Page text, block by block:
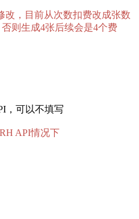
改，目前从次数扣费改成张数
则生成4张后续会是4个费
，可以不填写
API情况下